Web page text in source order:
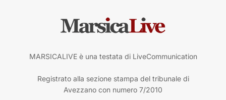
MARSICALIVE è una testata di LiveCommunication
Registrato alla sezione stampa del tribunale di
Avezzano con numero 7/2010